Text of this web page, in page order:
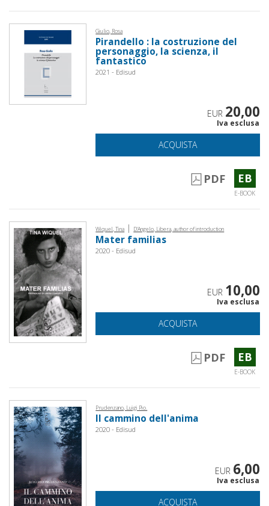
Giulio, Rosa
Pirandello : la costruzione del
personaggio, la scienza, il
fantastico
2021 - Edisud
EUR 20,00
Iva esclusa
ACQUISTA
PDF EB
E-BOOK
Wiquel, Tina | D'Angelo, Libera, author of introduction
Mater familias
2020 - Edisud
EUR 10,00
Iva esclusa
ACQUISTA
PDF EB
E-BOOK
Prudenzano, Luigi Pio.
Il cammino dell'anima
2020 - Edisud
EUR 6,00
Iva esclusa
ACQUISTA